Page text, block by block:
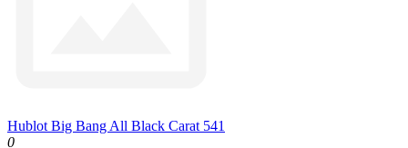
Hublot Big Bang All Black Carat 541
0